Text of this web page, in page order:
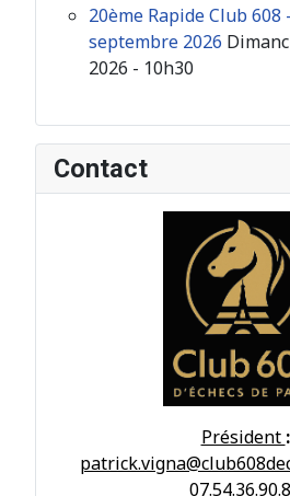
20ème Rapide Club 608
septembre 2026
2026 - 10h30
Contact
Président :